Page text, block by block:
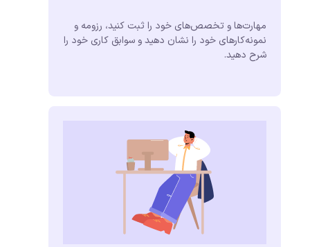
مهارت‌ها و تخصص‌های خود را ثبت کنید، رزومه و
نمونه‌کارهای خود را نشان دهید و سوابق کاری خود را
شرح دهید.